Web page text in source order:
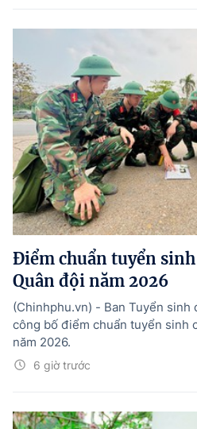
Điểm chuẩn tuyển
Quân đội năm 2026
6 giờ trước
(Chinhphu.vn) - Ban Tuyển sinh
công bố điểm chuẩn tuyển sinh
năm 2026.